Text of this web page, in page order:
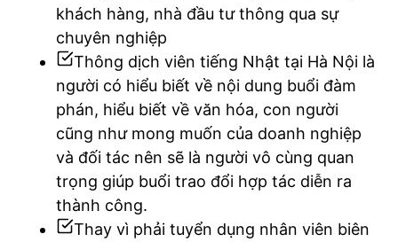
khách hàng, nhà đầu tư thông qua sự
chuyên nghiệp
Thông dịch viên tiếng Nhật tại Hà Nội là
người có hiểu biết về nội dung buổi đàm
phán, hiểu biết về văn hóa, con người
cũng như mong muốn của doanh nghiệp
và đối tác nên sẽ là người vô cùng quan
trọng giúp buổi trao đổi hợp tác diễn ra
thành công.
Thay vì phải tuyển dụng nhân viên biên